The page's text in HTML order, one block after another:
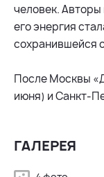
человек. Авторы
его энергия
сохранившейся
После Москвы
июня) и Санкт-
ГАЛЕРЕЯ